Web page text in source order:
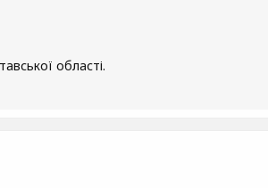
області.